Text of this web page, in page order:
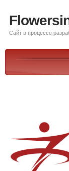
Сайт в процессе